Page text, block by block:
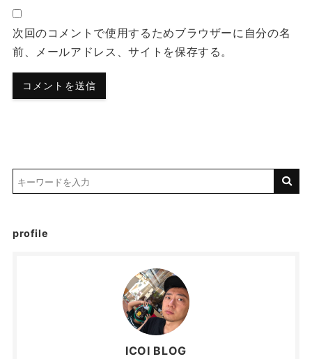
次回のコメントで使用するためブラウザーに自分の名
前、メールアドレス、サイトを保存する。
profile
ICOI BLOG